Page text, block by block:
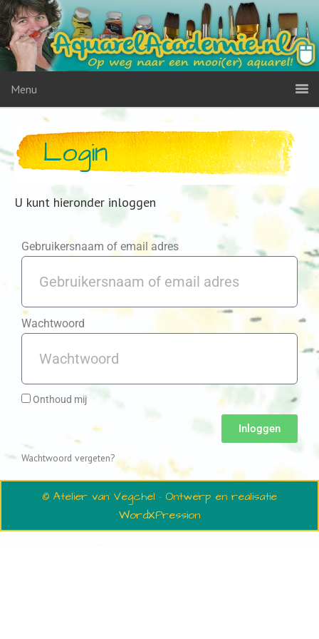
Menu
Login
U kunt hieronder inloggen
Gebruikersnaam of email adres
Wachtwoord
Onthoud mij
Inloggen
Wachtwoord vergeten?
© Atelier van Vegchel · Ontwerp en realisatie
WordXPression